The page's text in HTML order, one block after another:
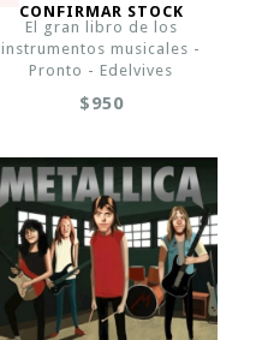
CONFIRMAR STOCK
El gran libro de los
instrumentos musicales -
Pronto - Edelvives
$950